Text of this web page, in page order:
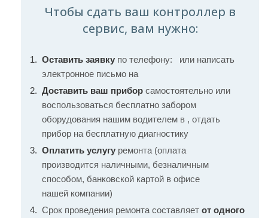
Чтобы сдать ваш контроллер в
сервис, вам нужно:
Оставить заявку по телефону:
или написать
электронное письмо на
Доставить ваш прибор самостоятельно или
воспользоваться бесплатно забором
оборудования нашим водителем в , отдать
прибор на бесплатную диагностику
Оплатить услугу ремонта (оплата
производится наличными, безналичным
способом, банковской картой в офисе
нашей компании)
Срок проведения ремонта составляет от одного